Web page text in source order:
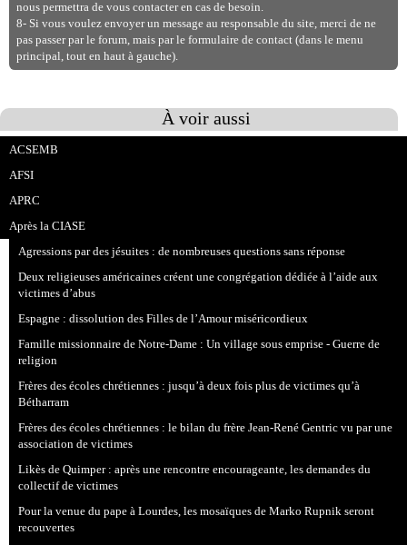
nous permettra de vous contacter en cas de besoin.
8- Si vous voulez envoyer un message au responsable du site, merci de ne
pas passer par le forum, mais par le formulaire de contact (dans le menu
principal, tout en haut à gauche).
À voir aussi
ACSEMB
AFSI
APRC
Après la CIASE
Agressions par des jésuites : de nombreuses questions sans réponse
Deux religieuses américaines créent une congrégation dédiée à l’aide aux
victimes d’abus
Espagne : dissolution des Filles de l’Amour miséricordieux
Famille missionnaire de Notre-Dame : Un village sous emprise - Guerre de
religion
Frères des écoles chrétiennes : jusqu’à deux fois plus de victimes qu’à
Bétharram
Frères des écoles chrétiennes : le bilan du frère Jean-René Gentric vu par une
association de victimes
Likès de Quimper : après une rencontre encourageante, les demandes du
collectif de victimes
Pour la venue du pape à Lourdes, les mosaïques de Marko Rupnik seront
recouvertes